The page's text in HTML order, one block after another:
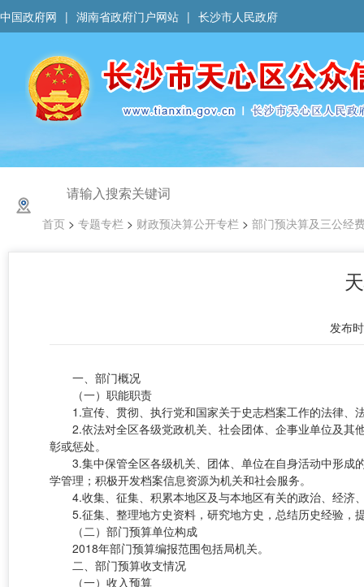
中国政府网 | 湖南省政府门户网站 | 长沙市人民政府
首页 > 专题专栏 > 财政预决算公开专栏 > 部门预决算及三公经
发布
一、部门概况
（一）职能职责
1.宣传、贯彻、执行党和国家关于史志档案工作的法律、
2.依法对全区各级党政机关、社会团体、企事业单位及其
彰或惩处。
3.集中保管全区各级机关、团体、单位在自身活动中形成
学管理；积极开发档案信息资源为机关和社会服务。
4.收集、征集、积累本地区及与本地区有关的政治、经济
5.征集、整理地方史资料，研究地方史，总结历史经验，
（二）部门预算单位构成
2018年部门预算编报范围包括局机关。
二、部门预算收支情况
（一）收入预算